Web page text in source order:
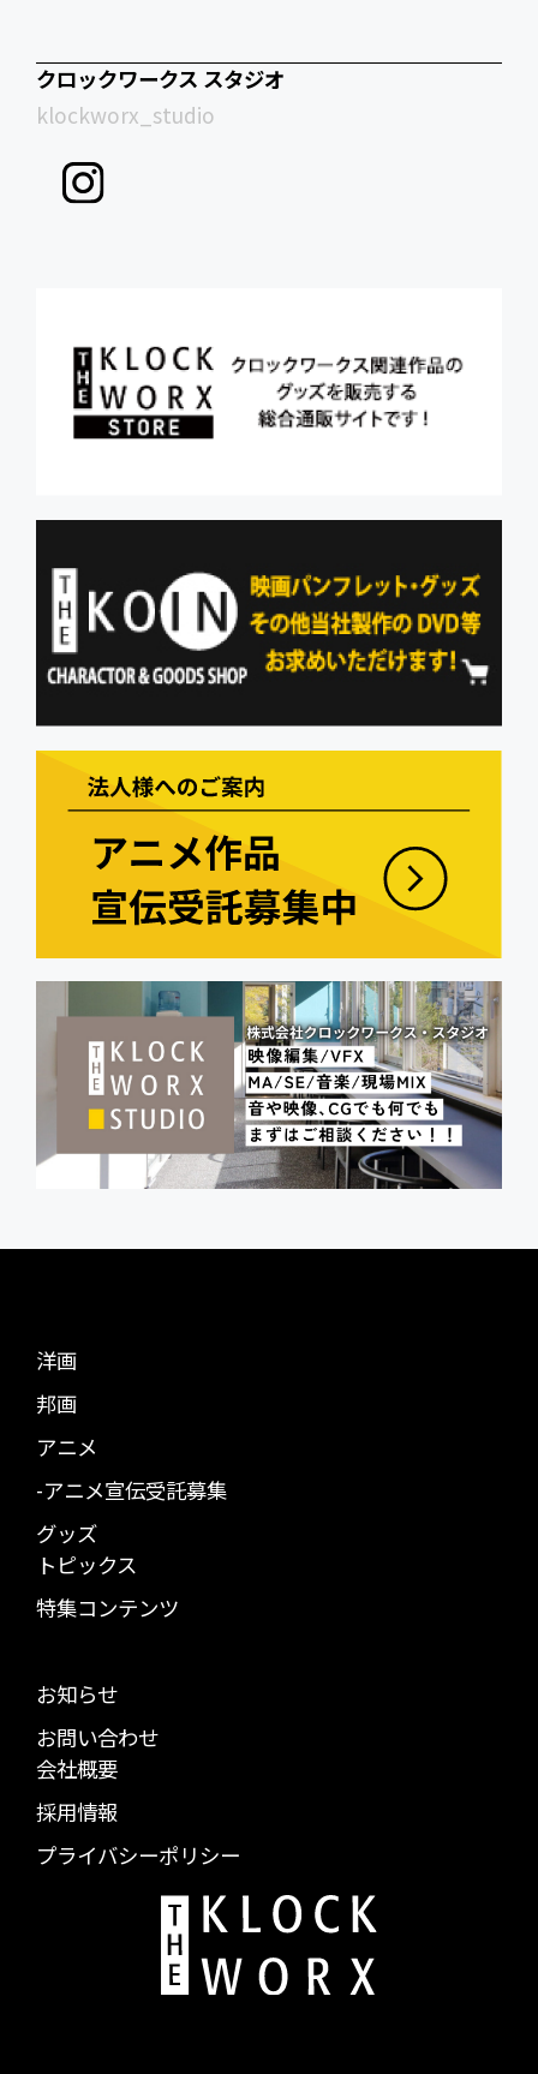
クロックワークス スタジオ
klockworx_studio
洋画
邦画
アニメ
-アニメ宣伝受託募集
グッズ
トピックス
特集コンテンツ
お知らせ
お問い合わせ
会社概要
採用情報
プライバシーポリシー